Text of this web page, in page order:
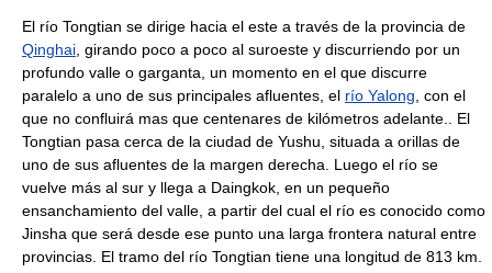
El río Tongtian se dirige hacia el este a través de la provincia de
Qinghai, girando poco a poco al suroeste y discurriendo por un
profundo valle o garganta, un momento en el que discurre
paralelo a uno de sus principales afluentes, el río Yalong, con el
que no confluirá mas que centenares de kilómetros adelante.. El
Tongtian pasa cerca de la ciudad de Yushu, situada a orillas de
uno de sus afluentes de la margen derecha. Luego el río se
vuelve más al sur y llega a Daingkok, en un pequeño
ensanchamiento del valle, a partir del cual el río es conocido como
Jinsha que será desde ese punto una larga frontera natural entre
provincias. El tramo del río Tongtian tiene una longitud de 813 km.